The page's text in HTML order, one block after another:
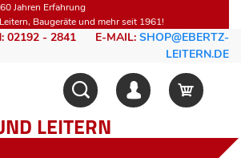
Jahren Erfahrung
Baugeräte und mehr seit 1961!
02192 - 2841 E-MAIL: SHOP@EBERTZ-
LEITERN.DE
LEITERN